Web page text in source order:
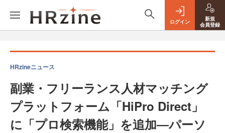
ログイン
新規
会員登録
HRzineニュース
副業・フリーランス人材マッチング
プラットフォーム「HiPro Direct」
に「プロ検索機能」を追加―パーソ